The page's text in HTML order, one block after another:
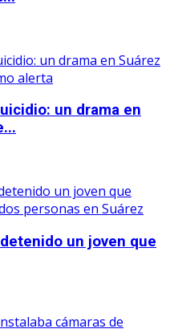
un drama en
un joven que